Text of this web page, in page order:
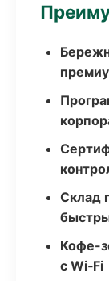
Склад
Кофе-
с Wi‑Fi